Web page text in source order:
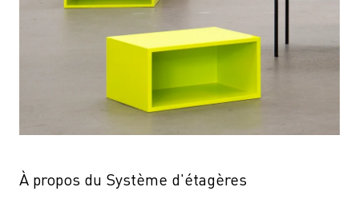
À propos du Système d'étagères